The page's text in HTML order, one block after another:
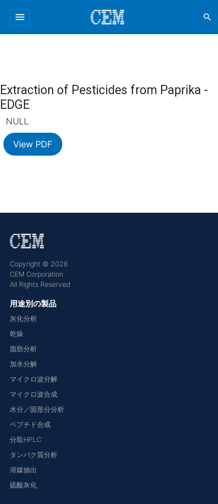
menu search
Extraction of Pesticides from Paprika -
EDGE
NULL
View PDF
Copyright © 2026
CEM Corporation
All Rights Reserved
用途別の製品
灰化分析
乾燥
脂肪分析
加水分解
マイクロ波分解
マイクロ波合成
水分／固形分分析
ペプチド合成
分取HPLC
タンパク質分析
溶媒抽出
硫酸灰化